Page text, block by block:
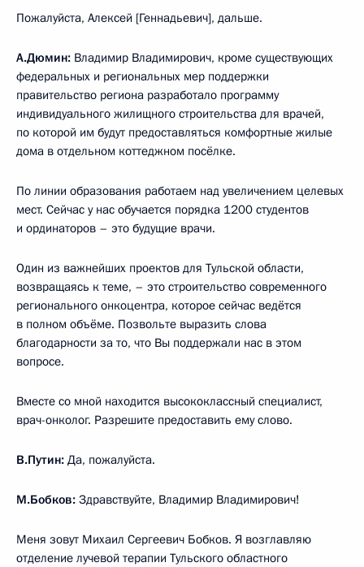
Пожалуйста, Алексей [Геннадьевич], дальше.
А.Дюмин: Владимир Владимирович, кроме существующих
федеральных и региональных мер поддержки
правительство региона разработало программу
индивидуального жилищного строительства для врачей,
по которой им будут предоставляться комфортные жилые
дома в отдельном коттеджном посёлке.
По линии образования работаем над увеличением целевых
мест. Сейчас у нас обучается порядка 1200 студентов
и ординаторов – это будущие врачи.
Один из важнейших проектов для Тульской области,
возвращаясь к теме, – это строительство современного
регионального онкоцентра, которое сейчас ведётся
в полном объёме. Позвольте выразить слова
благодарности за то, что Вы поддержали нас в этом
вопросе.
Вместе со мной находится высококлассный специалист,
врач-онколог. Разрешите предоставить ему слово.
В.Путин: Да, пожалуйста.
М.Бобков: Здравствуйте, Владимир Владимирович!
Меня зовут Михаил Сергеевич Бобков. Я возглавляю
отделение лучевой терапии Тульского областного